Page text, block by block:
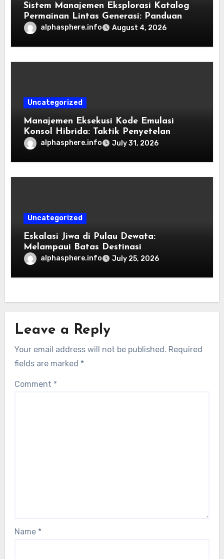
Sistem Manajemen Eksplorasi Katalog
Permainan Lintas Generasi: Panduan
Pengorganisasian Berkas ROM dan
Emulasi
alphasphere.info August 4, 2026
Uncategorized
Manajemen Eksekusi Kode Emulasi
Konsol Hibrida: Taktik Penyetelan
Shader dan Rendisi Grafis
alphasphere.info July 31, 2026
Uncategorized
Eskalasi Jiwa di Pulau Dewata:
Melampaui Batas Destinasi
Konvensional di Tahun 2026
alphasphere.info July 25, 2026
Leave a Reply
Your email address will not be published. Required
fields are marked *
Comment *
Name *